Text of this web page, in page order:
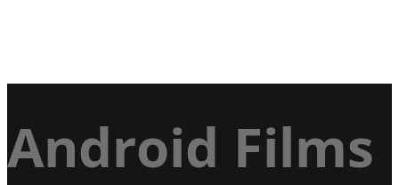
Android Films